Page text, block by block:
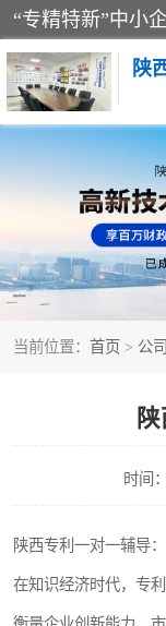
陕
当前位置： 首页 > 公
时间
陕西专利一对一辅导
在知识经济时代，专